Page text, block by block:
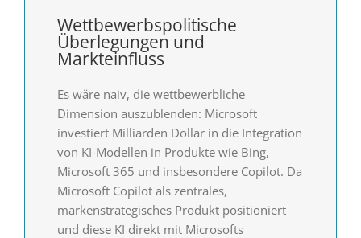
Wettbewerbspolitische
Überlegungen und
Markteinfluss
Es wäre naiv, die wettbewerbliche
Dimension auszublenden: Microsoft
investiert Milliarden Dollar in die Integration
von KI-Modellen in Produkte wie Bing,
Microsoft 365 und insbesondere Copilot. Da
Microsoft Copilot als zentrales,
markenstrategisches Produkt positioniert
und diese KI direkt mit Microsofts